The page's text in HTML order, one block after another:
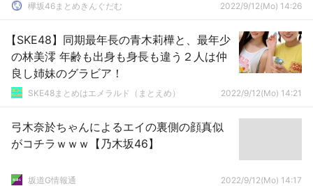
欅坂46まとめきんぐだむ 2022/9/12(Mo) 14:26
【SKE48】同期最年長の青木莉樺と、最年少
の林美澪 年齢も出身も身長も違う２人は仲
良し姉妹のグラビア！
SKE48まとめはエメラルド（まとえめ） 2022/9/12(Mo) 14:21
弓木奈於ちゃんによるエイの裏側の顔真似
がコチラｗｗｗ【乃木坂46】
坂道G情報通 2022/9/12(Mo) 14:17